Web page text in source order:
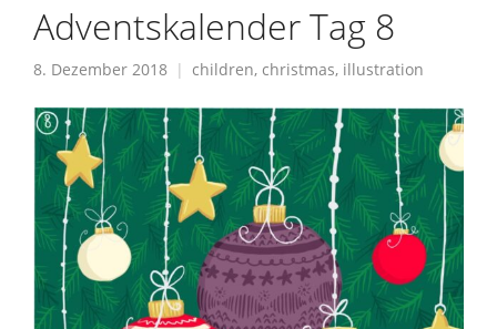
Adventskalender Tag 8
8. Dezember 2018 children, christmas, illustration